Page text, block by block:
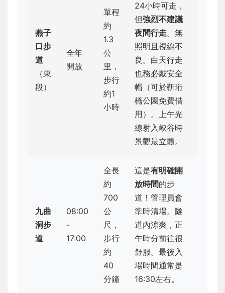
燕子
口步
道
（東
段）
全年
開放
單程
約
1.3
公
里，
步行
約1
小時
24小時可走，
但強烈不建議
夜間行走。無
照明且視線不
良。白天行走
也務必戴安全
帽（可於靳珩
橋公園免費借
用）。上午光
線射入峽谷時
景觀最立體。
九曲
洞步
道
08:00
-
17:00
全長
約
700
公
尺，
步行
約
40
分鐘
這是有明確開
放時間的步
道！管理員會
準時清場。隧
道內涼爽，正
午時分前往很
舒服。最後入
場時間通常是
16:30左右。